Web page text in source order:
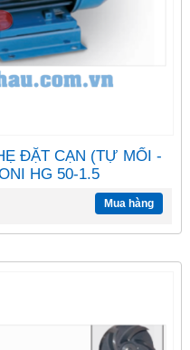
ĐẶT CẠN (TỰ MỐI -
HG 50-1.5
Mua hàng